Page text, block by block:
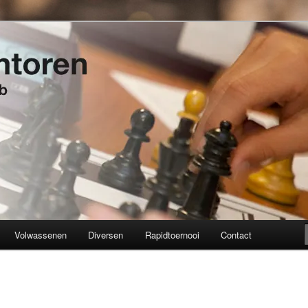
Volwassenen Diversen Rapidtoernooi Contact